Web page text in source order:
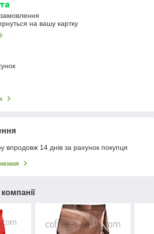
на вашу картку
впродовж 14 днів за рахунок покупця